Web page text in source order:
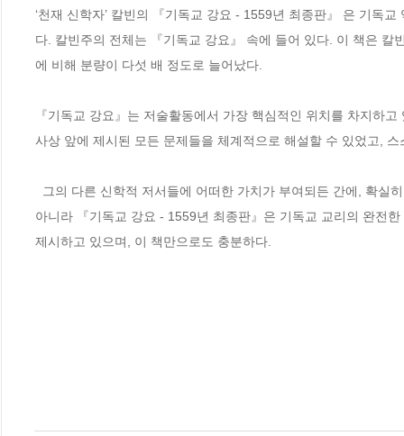
‘천재 신학자’ 칼빈의 『기독교 강요 - 1559년 최종판』 은 기독
다. 칼빈주의 전체는 『기독교 강요』 속에 들어 있다. 이 책은
에 비해 분량이 다섯 배 정도로 늘어났다.
『기독교 강요』는 저술활동에서 가장 핵심적인 위치를 차지하
사상 앞에 제시된 모든 문제들을 체계적으로 해설할 수 있었고,
아니라 『기독교 강요 - 1559년 최종판』은 기독교 교리의 완전
제시하고 있으며, 이 책만으로도 충분하다.